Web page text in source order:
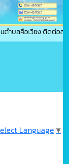
ำบลคือเวียง ติดต่อส
Language ▼